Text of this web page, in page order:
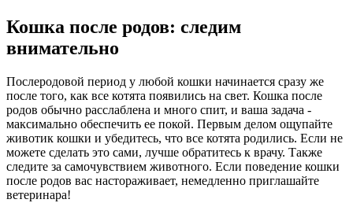
Кошка после родов: следим
внимательно
Послеродовой период у любой кошки начинается сразу же
после того, как все котята появились на свет. Кошка после
родов обычно расслаблена и много спит, и ваша задача -
максимально обеспечить ее покой. Первым делом ощупайте
животик кошки и убедитесь, что все котята родились. Если не
можете сделать это сами, лучше обратитесь к врачу. Также
следите за самочувствием животного. Если поведение кошки
после родов вас настораживает, немедленно приглашайте
ветеринара!